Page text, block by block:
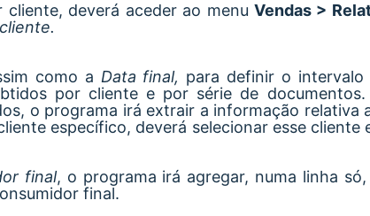
deverá aceder ao menu Vendas >
como a Data final, para definir o intervalo
por cliente e por série de
o programa irá extrair a informação relativa
específico, deverá selecionar esse cliente
final, o programa irá agregar, numa linha
final.